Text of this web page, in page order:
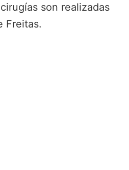
son realizadas
Freitas.